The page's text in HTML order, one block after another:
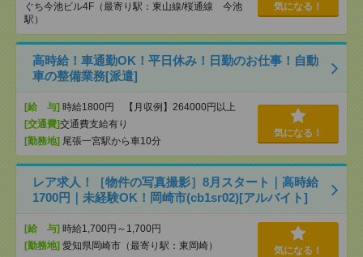
ぐち今池ビル4F（最寄り駅：東山線/桜通線 今池
駅）
気になる！
高時給！車通勤OK！平日休み！日勤のお仕事！自動
車の整備業務[派遣]
[給 与] 時給1800円 【月収例】264000円以上
[交通費]交通費支給有り
[勤務地] 尾張一宮駅から車10分
気になる！
レア求人！［物件の写真撮影］8月スタート｜高時給
1700円｜未経験OK！岡崎市(cb1sr02)[アルバイト]
[給 与] 時給1,700円～1,700円
[勤務地] 愛知県岡崎市（最寄り駅：東岡崎） 気になる！